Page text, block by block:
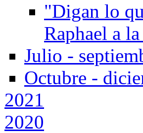
"Digan lo
Raphael a
Julio -
Octubre -
2021
2020